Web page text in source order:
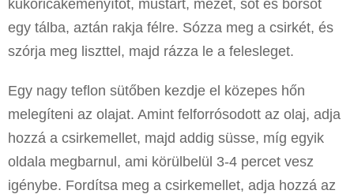
kukoricakeményítőt, mustárt, mézet, sót és borsot
egy tálba, aztán rakja félre. Sózza meg a csirkét, és
szórja meg liszttel, majd rázza le a felesleget.
Egy nagy teflon sütőben kezdje el közepes hőn
melegíteni az olajat. Amint felforrósodott az olaj, adja
hozzá a csirkemellet, majd addig süsse, míg egyik
oldala megbarnul, ami körülbelül 3-4 percet vesz
igénybe. Fordítsa meg a csirkemellet, adja hozzá az